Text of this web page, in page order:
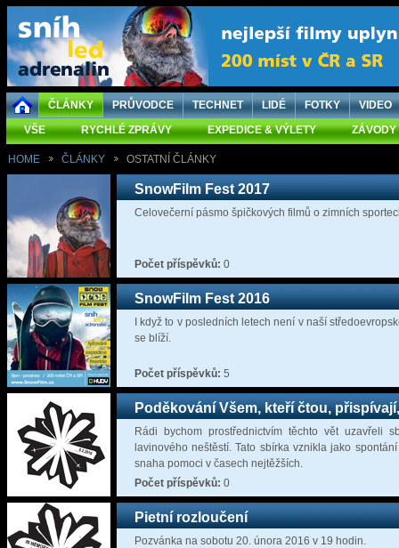
ČLÁNKY PRŮVODCE TECHNET LIDÉ FOTKY
VIDEO
VŠE
RYCHLÉ ZPRÁVY EXPEDICE & VÝLETY ZÁVODY
HOME ČLÁNKY OSTATNÍ ČLÁNKY
SnowFilm Fest 2017
Celovečerní pásmo špičkových filmů o zimních
Počet příspěvků: 0
SnowFilm Fest 2016
I když to v posledních letech není v naší
se blíží.
Počet příspěvků: 5
Poděkování Všem, kteří čtou,
Rádi bychom prostřednictvím těchto vět uzavřeli
lavinového neštěstí. Tato sbírka vznikla jako
snaha pomoci v časech nejtěžších.
Počet příspěvků: 0
Pietní rozloučení
Pozvánka na sobotu 20. února 2016 v 19 hodin.